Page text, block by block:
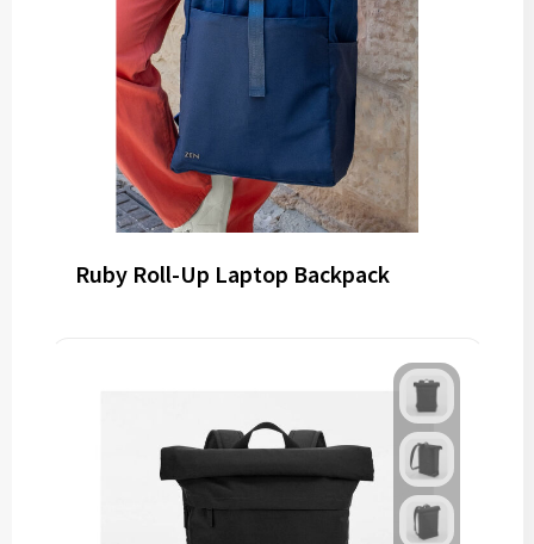
Ruby Roll-Up Laptop Backpack